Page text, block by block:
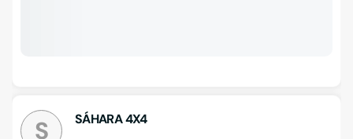
S SÁHARA 4X4